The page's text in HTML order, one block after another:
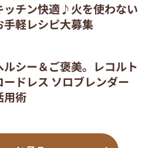
ッチン快適♪火を使わない
手軽レシピ大募集
ルシー＆ご褒美。レコルト
ードレス ソロブレンダー
用術